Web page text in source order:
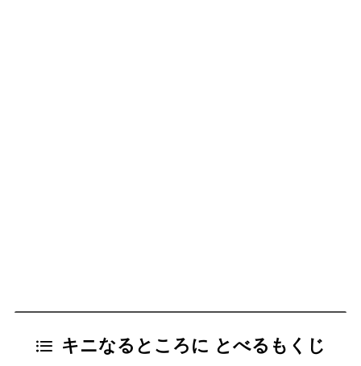
キニなるところに とべるもくじ